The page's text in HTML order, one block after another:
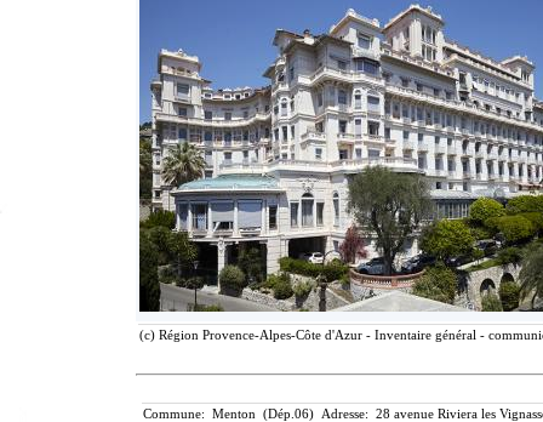
(c) Région Provence-Alpes-Côte d'Azur - Inventaire général -
Commune: Menton (Dép.06) Adresse: 28 avenue Riviera les